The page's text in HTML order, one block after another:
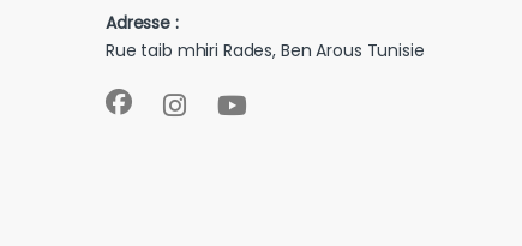
Adresse :
Rue taib mhiri Rades, Ben Arous Tunisie